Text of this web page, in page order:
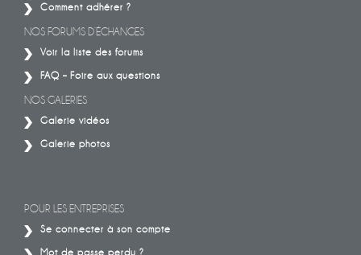
Comment adhérer ?
NOS FORUMS D’ÉCHANGES
Voir la liste des forums
FAQ – Foire aux questions
NOS GALERIES
Galerie vidéos
Galerie photos
POUR LES ENTREPRISES
Se connecter à son compte
Mot de passe perdu ?